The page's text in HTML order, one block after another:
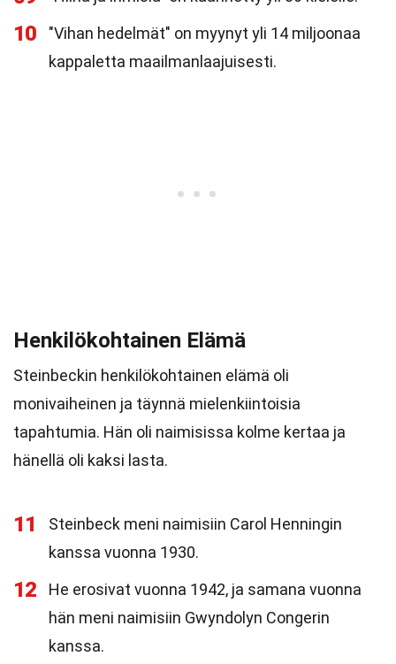
10
"Vihan hedelmät" on myynyt yli 14 miljoonaa
kappaletta maailmanlaajuisesti.
Henkilökohtainen Elämä
Steinbeckin henkilökohtainen elämä oli
monivaiheinen ja täynnä mielenkiintoisia
tapahtumia. Hän oli naimisissa kolme kertaa ja
hänellä oli kaksi lasta.
11
Steinbeck meni naimisiin Carol Henningin
kanssa vuonna 1930.
12
He erosivat vuonna 1942, ja samana vuonna
hän meni naimisiin Gwyndolyn Congerin
kanssa.